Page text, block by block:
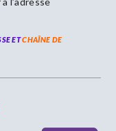
ETCHAÎNE DE